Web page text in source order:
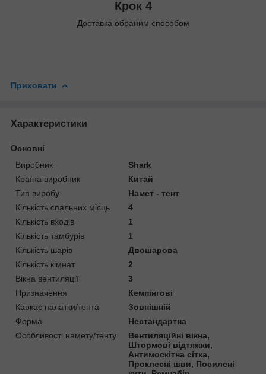
Крок 4
Доставка обраним способом
Приховати
Характеристики
Основні
Виробник
Shark
Країна виробник
Китай
Тип виробу
Намет - тент
Кількість спальних місць
4
Кількість входів
1
Кількість тамбурів
1
Кількість шарів
Двошарова
Кількість кімнат
2
Вікна вентиляції
3
Призначення
Кемпінгові
Каркас палатки/тента
Зовнішній
Форма
Нестандартна
Особливості намету/тенту
Вентиляційні вікна,
Штормові відтяжки,
Антимоскітна сітка,
Проклеєні шви, Посилені